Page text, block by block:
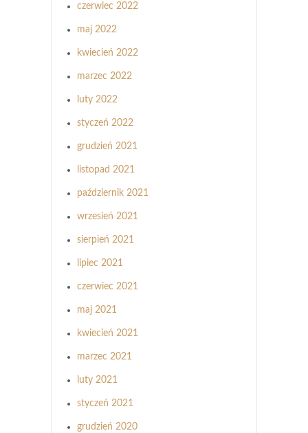
czerwiec 2022
maj 2022
kwiecień 2022
marzec 2022
luty 2022
styczeń 2022
grudzień 2021
listopad 2021
październik 2021
wrzesień 2021
sierpień 2021
lipiec 2021
czerwiec 2021
maj 2021
kwiecień 2021
marzec 2021
luty 2021
styczeń 2021
grudzień 2020